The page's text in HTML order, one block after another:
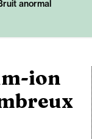
anormal
ion